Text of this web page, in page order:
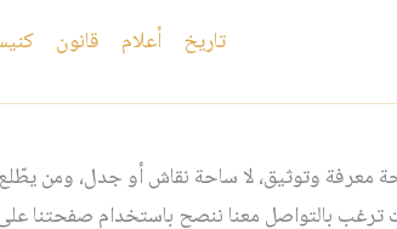
تاريخ أعلام قانون
معرفة وتوثيق، لا ساحة نقاش أو جدل، ومن
بالتواصل معنا ننصح باستخدام صفحتنا